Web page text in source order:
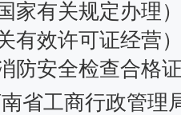
家有关规定办理
有效许可证经营
防安全检查合格
省工商行政管理